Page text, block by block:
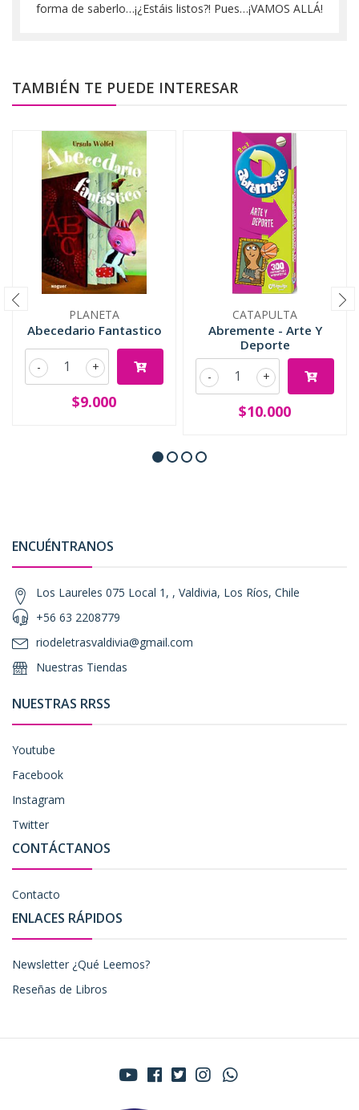
forma de saberlo…¡¿Estáis listos?! Pues…¡VAMOS ALLÁ!
TAMBIÉN TE PUEDE INTERESAR
PLANETA
Abecedario Fantastico
+
-
$9.000
CATAPULTA
Abremente - Arte Y
Deporte
+
-
$10.000
ENCUÉNTRANOS
Los Laureles 075 Local 1, , Valdivia, Los Ríos, Chile
+56 63 2208779
riodeletrasvaldivia@gmail.com
Nuestras Tiendas
NUESTRAS RRSS
Youtube
Facebook
Instagram
Twitter
CONTÁCTANOS
Contacto
ENLACES RÁPIDOS
Newsletter ¿Qué Leemos?
Reseñas de Libros